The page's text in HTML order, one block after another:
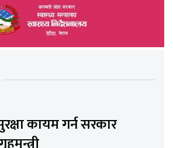
कायम गर्न सरकार